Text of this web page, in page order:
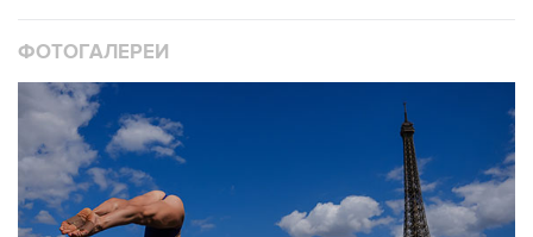
ФОТОГАЛЕРЕИ